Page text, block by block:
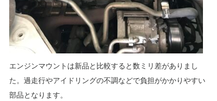
エンジンマウントは新品と比較すると数ミリ差がありまし
た。過走行やアイドリングの不調などで負担がかかりやすい
部品となります。